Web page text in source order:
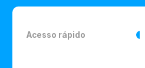
Acesso rápido